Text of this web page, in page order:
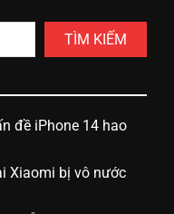
TÌM KIẾM
đề iPhone 14 hao
Xiaomi bị vô nước